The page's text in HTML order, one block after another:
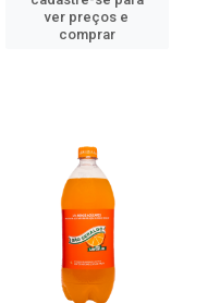
ver preços e
comprar